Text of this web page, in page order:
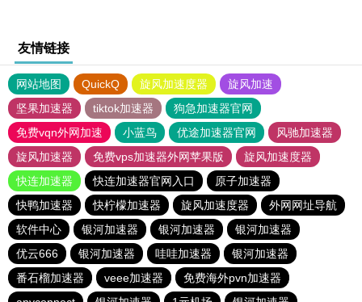
友情链接
网站地图 QuickQ 旋风加速度器
旋风加速
坚果加速器
tiktok加速器
狗急加速器官网
免费vqn外网加速
小蓝鸟 优途加速器官网
风驰加速器
旋风加速器
免费vps加速器外网苹果版
旋风加速度器
快连加速器
快连加速器官网入口
原子加速器
快鸭加速器
快柠檬加速器 旋风加速度器
外网网址导航
软件中心
银河加速器 银河加速器
银河加速器
优云666
银河加速器 哇哇加速器
银河加速器
番石榴加速器
veee加速器
免费海外pvn加速器